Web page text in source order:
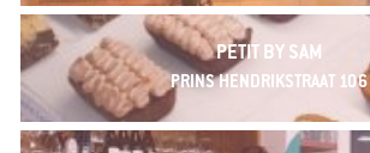
PETIT BY SAM
PRINS HENDRIKSTRAAT 106